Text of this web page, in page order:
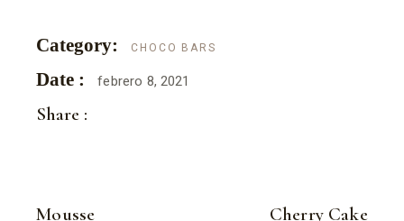
Category: CHOCO BARS
Date : febrero 8, 2021
Share :
Mousse Cherry Cake